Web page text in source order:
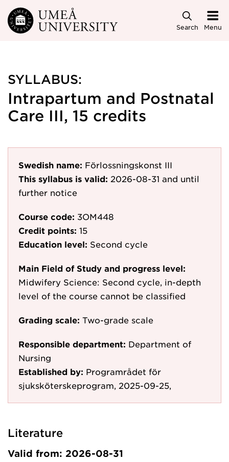
Skip to main content
Search Menu
SYLLABUS:
Intrapartum and Postnatal
Care III, 15 credits
Swedish name: Förlossningskonst III
This syllabus is valid: 2026-08-31 and until
further notice
Course code: 3OM448
Credit points: 15
Education level: Second cycle
Main Field of Study and progress level:
Midwifery Science: Second cycle, in-depth
level of the course cannot be classified
Grading scale: Two-grade scale
Responsible department: Department of
Nursing
Established by: Programrådet för
sjuksköterskeprogram, 2025-09-25,
Literature
Valid from: 2026-08-31